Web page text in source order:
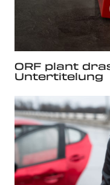
ORF plant
Untertitelung